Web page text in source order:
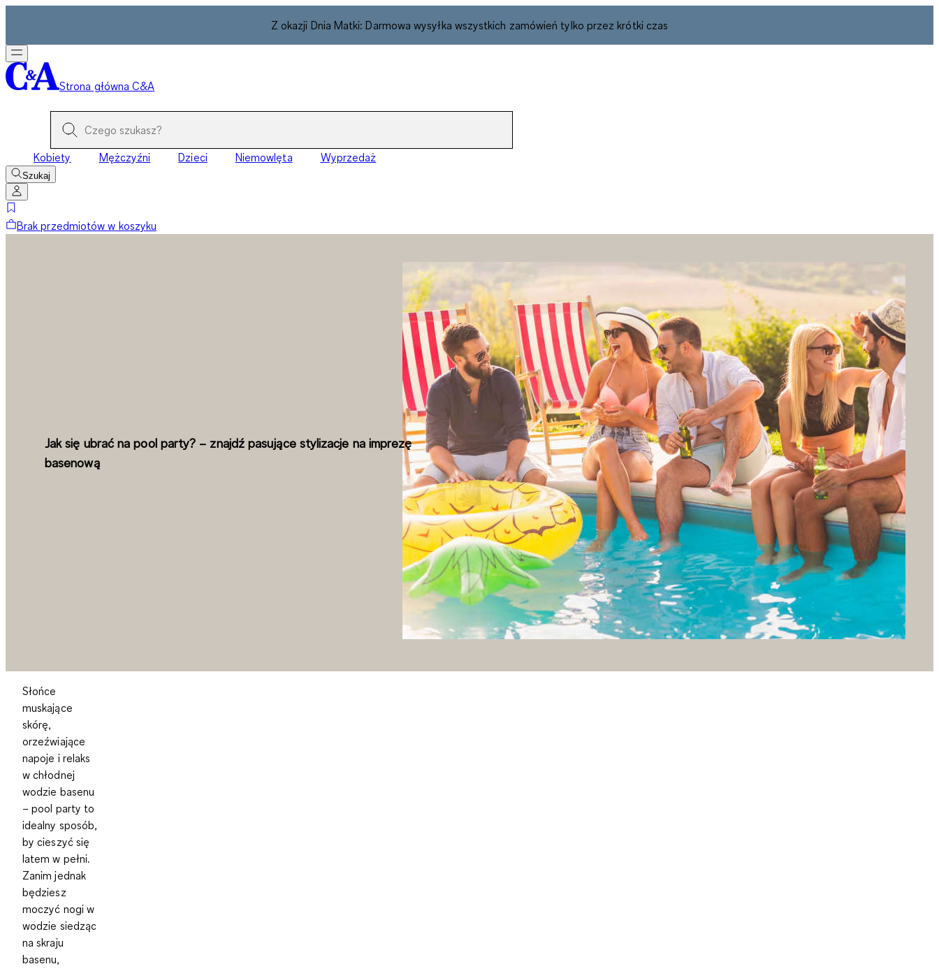
Z okazji Dnia Matki: Darmowa wysyłka wszystkich zamówień tylko przez krótki czas
Strona główna C&A
Kobiety Mężczyźni Dzieci Niemowlęta Wyprzedaż
Szukaj
Brak przedmiotów w koszyku
Jak się ubrać na pool party? – znajdź pasujące stylizacje na imprezę
basenową
Słońce
muskające
skórę,
orzeźwiające
napoje i relaks
w chłodnej
wodzie basenu
– pool party to
idealny sposób,
by cieszyć się
latem w pełni.
Zanim jednak
będziesz
moczyć nogi w
wodzie siedząc
na skraju
basenu,